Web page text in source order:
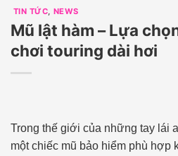
TIN TỨC, NEWS
Mũ lật hàm – Lựa
chơi touring dài hơi
Trong thế giới của những tay lái
một chiếc mũ bảo hiểm phù hợp